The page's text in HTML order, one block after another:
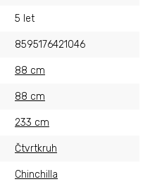
5 let
8595176421046
88 cm
88 cm
233 cm
Čtvrtkruh
Chinchilla